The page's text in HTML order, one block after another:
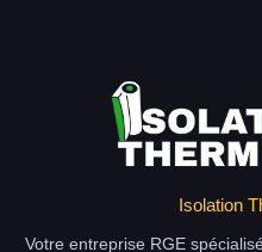
Isolation
Votre entreprise RGE